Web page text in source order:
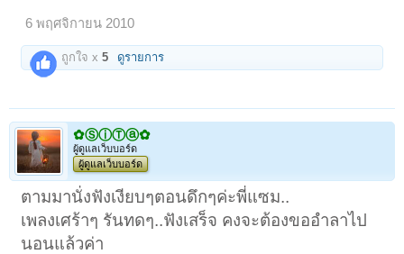
6 พฤศจิกายน 2010
ถูกใจ x5 ดูรายการ
✿ⓈⓘⓉⓐ✿
ผู้ดูแลเว็บบอร์ด
ผู้ดูแลเว็บบอร์ด
ตามมานั่งฟังเงียบๆตอนดึกๆค่ะพี่แซม..
เพลงเศร้าๆ รันทดๆ..ฟังเสร็จ คงจะต้องขออำลาไป
นอนแล้วค่า